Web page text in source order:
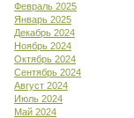
Февраль 2025
Январь 2025
Декабрь 2024
Ноябрь 2024
Октябрь 2024
Сентябрь 2024
Август 2024
Июль 2024
Май 2024